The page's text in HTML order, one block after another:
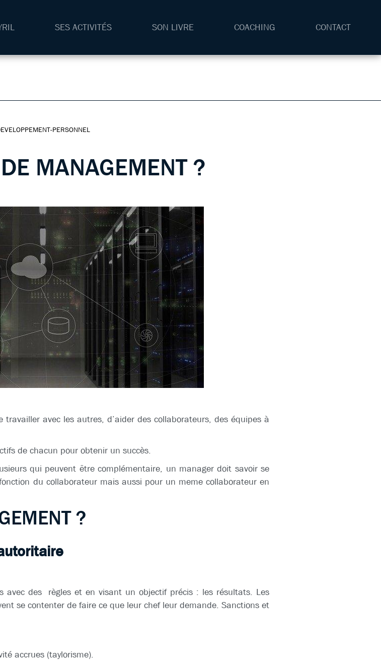
SES ACTIVITÉS SON LIVRE COACHING CONTACT
PERSONNEL
MANAGEMENT ?
avec les autres, d’aider des collaborateurs, des équipes à
de chacun pour obtenir un succès.
qui peuvent être complémentaire, un manager doit savoir se
du collaborateur mais aussi pour un meme collaborateur en
?
des règles et en visant un objectif précis : les résultats. Les
se contenter de faire ce que leur chef leur demande. Sanctions et
accrues (taylorisme).